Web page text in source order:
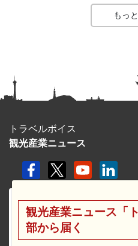
もっ
トラベルボイス
観光産業ニュース
観光産業ニュース「
部から届く